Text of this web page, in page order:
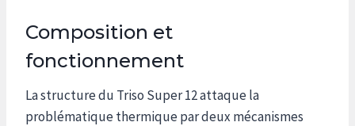
Composition et
fonctionnement
La structure du Triso Super 12 attaque la
problématique thermique par deux mécanismes